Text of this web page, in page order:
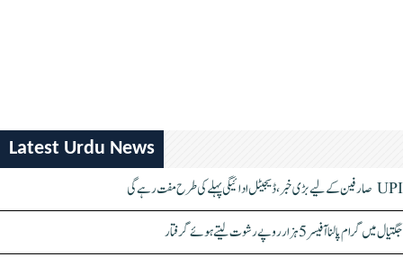
Latest Urdu News
UPI صارفین کے لیے بڑی خبر، ڈیجیٹل ادائیگی پہلے کی طرح مفت رہے گی
جگتیال میں گرام پالنا آفیسر 5 ہزار روپے رشوت لیتے ہوئے گرفتار